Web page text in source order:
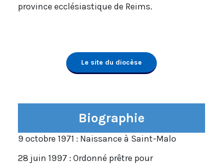
province ecclésiastique de Reims.
Le site du diocèse
Biographie
9 octobre 1971 : Naissance à Saint-Malo
28 juin 1997 : Ordonné prêtre pour